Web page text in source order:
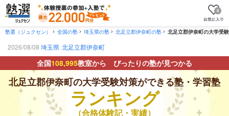
0
塾選（ジュクセン） 全国の塾 埼玉県の塾 北足立郡伊奈町の塾 北足立郡伊奈町の大学受
2026/08/08 埼玉県 北足立郡伊奈町
全国108,995教室から ぴったりの塾が見つかる
北足立郡伊奈町の大学受験対策ができる塾・学習塾
ランキング
（合格体験記・実績）